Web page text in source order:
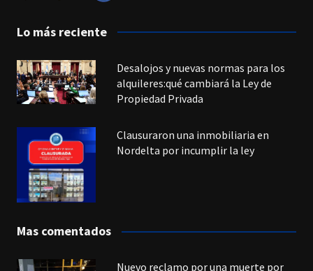
Lo más reciente
Desalojos y nuevas normas para los
alquileres:qué cambiará la Ley de
Propiedad Privada
Clausuraron una inmobiliaria en
Nordelta por incumplir la ley
Mas comentados
Nuevo reclamo por una muerte por